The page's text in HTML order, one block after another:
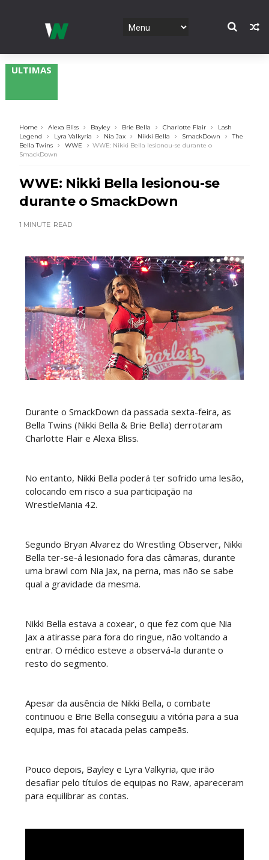
ULTIMAS
Home Alexa Bliss Bayley Brie Bella Charlotte Flair
Lash
Legend
Lyra Valkyria Nia Jax Nikki Bella SmackDown
The
Bella Twins
WWE
WWE: Nikki Bella lesionou-se durante o
SmackDown
WWE: Nikki Bella lesionou-se
durante o SmackDown
1 MINUTE READ
Durante o SmackDown da passada sexta-feira, as
Bella Twins (Nikki Bella & Brie Bella) derrotaram
Charlotte Flair e Alexa Bliss.
No entanto, Nikki Bella poderá ter sofrido uma lesão,
colocando em risco a sua participação na
WrestleMania 42.
Segundo Bryan Alvarez do Wrestling Observer, Nikki
Bella ter-se-á lesionado fora das câmaras, durante
uma brawl com Nia Jax, na perna, mas não se sabe
qual a gravidade da mesma.
Nikki Bella estava a coxear, o que fez com que Nia
Jax a atirasse para fora do ringue, não voltando a
entrar. O médico esteve a observá-la durante o
resto do segmento.
Apesar da ausência de Nikki Bella, o combate
continuou e Brie Bella conseguiu a vitória para a sua
equipa, mas foi atacada pelas campeãs.
Pouco depois, Bayley e Lyra Valkyria, que irão
desafiar pelo títulos de equipas no Raw, apareceram
para equilibrar as contas.